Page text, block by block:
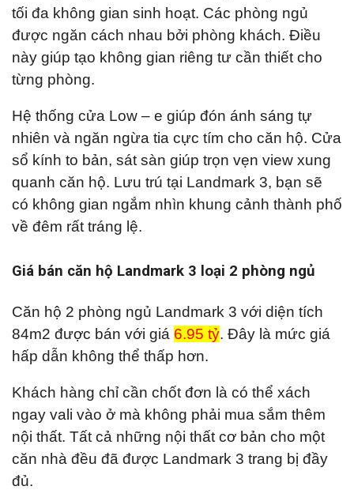
tối đa không gian sinh hoạt. Các phòng ngủ
được ngăn cách nhau bởi phòng khách. Điều
này giúp tạo không gian riêng tư cần thiết cho
từng phòng.
Hệ thống cửa Low – e giúp đón ánh sáng tự
nhiên và ngăn ngừa tia cực tím cho căn hộ. Cửa
sổ kính to bản, sát sàn giúp trọn vẹn view xung
quanh căn hộ. Lưu trú tại Landmark 3, bạn sẽ
có không gian ngắm nhìn khung cảnh thành phố
về đêm rất tráng lệ.
Giá bán căn hộ Landmark 3 loại 2 phòng ngủ
Căn hộ 2 phòng ngủ Landmark 3 với diện tích
84m2 được bán với giá 6.95 tỷ. Đây là mức giá
hấp dẫn không thể thấp hơn.
Khách hàng chỉ cần chốt đơn là có thể xách
ngay vali vào ở mà không phải mua sắm thêm
nội thất. Tất cả những nội thất cơ bản cho một
căn nhà đều đã được Landmark 3 trang bị đầy
đủ.